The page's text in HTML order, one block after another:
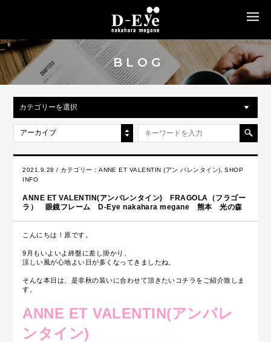
BLOG
カテゴリーを選択
アーカイブ
2021.9.28 / カテゴリー：ANNE ET VALENTIN (アン バレンタイン) ,SHOP
INFO
ANNE ET VALENTIN(アンバレンタイン) FRAGOLA（フラゴー
ラ） 眼鏡フレーム D-Eye nakahara megane 熊本 光の森
こんにちは！原です。
9月もいよいよ終盤に差し掛かり、
涼しい風が心地よい日が多くなってきましたね。
そんな本日は、是非秋の装いに合わせて頂きたいコチラをご紹介致しま
す。
ANNE ET VALENTIN(アンバレ
ンタイン)